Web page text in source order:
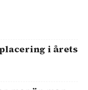
i årets